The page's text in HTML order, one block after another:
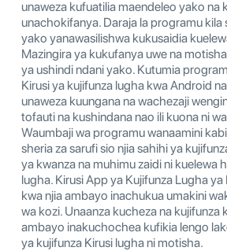
unaweza kufuatilia maendeleo yako na
unachokifanya. Daraja la programu kila
yako yanawasilishwa kukusaidia
Mazingira ya kukufanya uwe na
ya ushindi ndani yako. Kutumia
Kirusi ya kujifunza lugha kwa Android
unaweza kuungana na wachezaji
tofauti na kushindana nao ili kuona ni
Waumbaji wa programu wanaamini
sheria za sarufi sio njia sahihi ya
ya kwanza na muhimu zaidi ni kuelewa
lugha. Kirusi App ya Kujifunza Lugha
kwa njia ambayo inachukua umakini
wa kozi. Unaanza kucheza na kujifunza
ambayo inakuchochea kufikia lengo
ya kujifunza Kirusi lugha ni motisha.